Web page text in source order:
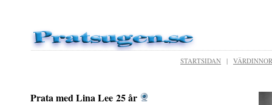
STARTSIDAN | VÄRDINNOR
Prata med Lina Lee 25 år